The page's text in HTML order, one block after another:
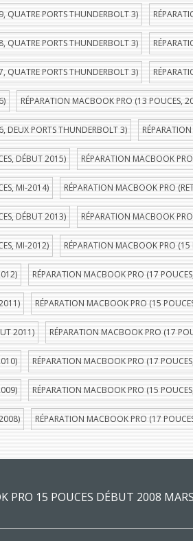
QUATRE PORTS THUNDERBOLT 3)
QUATRE PORTS THUNDERBOLT 3)
QUATRE PORTS THUNDERBOLT 3)
RÉPARATION MACBOOK PRO (13 POUCES,
DEUX PORTS THUNDERBOLT 3)
DÉBUT 2015) RÉPARATION MACBOOK
MI-2014) RÉPARATION MACBOOK PRO
DÉBUT 2013) RÉPARATION MACBOOK
MI-2012) RÉPARATION MACBOOK PRO
RÉPARATION MACBOOK PRO (17
RÉPARATION MACBOOK PRO (15
2011) RÉPARATION MACBOOK PRO (17
RÉPARATION MACBOOK PRO (17
RÉPARATION MACBOOK PRO (15
RÉPARATION MACBOOK PRO (17
PRO 15 POUCES DÉBUT 2008